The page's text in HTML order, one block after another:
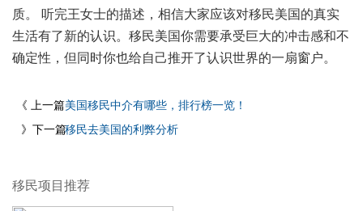
质。 听完王女士的描述，相信大家应该对移民美国的真实
生活有了新的认识。移民美国你需要承受巨大的冲击感和不
确定性，但同时你也给自己推开了认识世界的一扇窗户。
《 上一篇美国移民中介有哪些，排行榜一览！
》下一篇移民去美国的利弊分析
移民项目推荐